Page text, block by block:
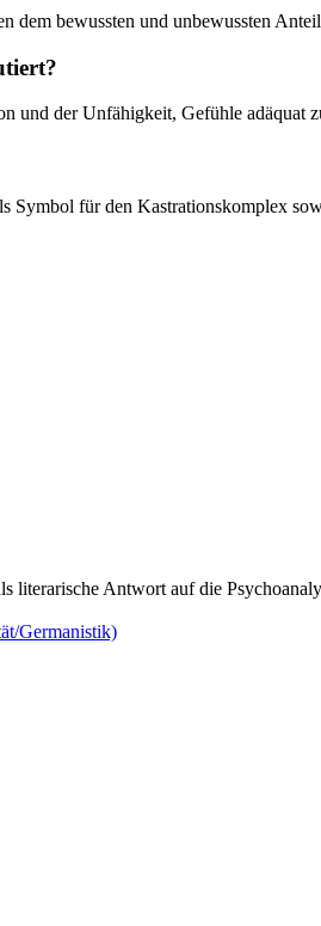
dem bewussten und unbewussten
und der Unfähigkeit, Gefühle adäquat
Symbol für den Kastrationskomplex
Antwort auf die
Germanistik)